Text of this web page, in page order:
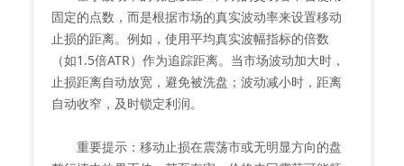
固定的点数，而是根据市场的真实波动率来设置移动
止损的距离。例如，使用平均真实波幅指标的倍数
（如1.5倍ATR）作为追踪距离。当市场波动加大时，
止损距离自动放宽，避免被洗盘；波动减小时，距离
自动收窄，及时锁定利润。
重要提示：移动止损在震荡市或无明显方向的盘